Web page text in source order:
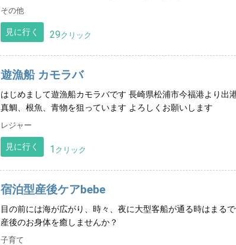
その他
見に行く 29クリック
遊漁船 カモラバ
はじめまして遊漁船カモラバです 長崎県松浦市今福港より出
真鯛、根魚、青物を狙っています よろしくお願いします
レジャー
見に行く 1 クリック
宿泊型産後ケアbebe
目の前には海が広がり、時々、夜に大型客船が通る時はまる
産後のお身体を癒しませんか？
子育て